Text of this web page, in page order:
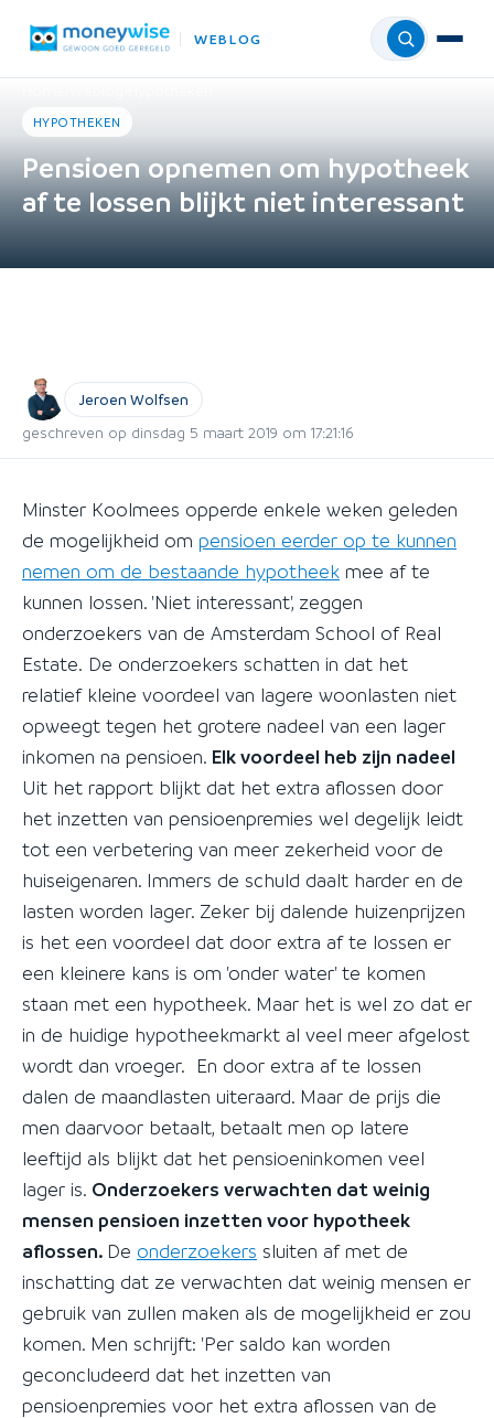
WEBLOG Menu
HYPOTHEKEN
Pensioen opnemen om hypotheek
af te lossen blijkt niet interessant
Jeroen Wolfsen
geschreven op dinsdag 5 maart 2019 om 17:21:16
Minster Koolmees opperde enkele weken geleden
de mogelijkheid om pensioen eerder op te kunnen
nemen om de bestaande hypotheek mee af te
kunnen lossen. 'Niet interessant', zeggen
onderzoekers van de Amsterdam School of Real
Estate. De onderzoekers schatten in dat het
relatief kleine voordeel van lagere woonlasten niet
opweegt tegen het grotere nadeel van een lager
inkomen na pensioen. Elk voordeel heb zijn nadeel
Uit het rapport blijkt dat het extra aflossen door
het inzetten van pensioenpremies wel degelijk leidt
tot een verbetering van meer zekerheid voor de
huiseigenaren. Immers de schuld daalt harder en de
lasten worden lager. Zeker bij dalende huizenprijzen
is het een voordeel dat door extra af te lossen er
een kleinere kans is om 'onder water' te komen
staan met een hypotheek. Maar het is wel zo dat er
in de huidige hypotheekmarkt al veel meer afgelost
wordt dan vroeger. En door extra af te lossen
dalen de maandlasten uiteraard. Maar de prijs die
men daarvoor betaalt, betaalt men op latere
leeftijd als blijkt dat het pensioeninkomen veel
lager is. Onderzoekers verwachten dat weinig
mensen pensioen inzetten voor hypotheek
aflossen. De onderzoekers sluiten af met de
inschatting dat ze verwachten dat weinig mensen er
gebruik van zullen maken als de mogelijkheid er zou
komen. Men schrijft: 'Per saldo kan worden
geconcludeerd dat het inzetten van
pensioenpremies voor het extra aflossen van de